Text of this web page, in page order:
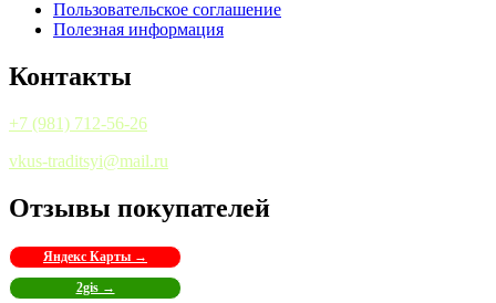
Пользовательское соглашение
Полезная информация
Контакты
+7 (981) 712-56-26
vkus-traditsyi@mail.ru
Отзывы покупателей
Яндекс Карты →
2gis →